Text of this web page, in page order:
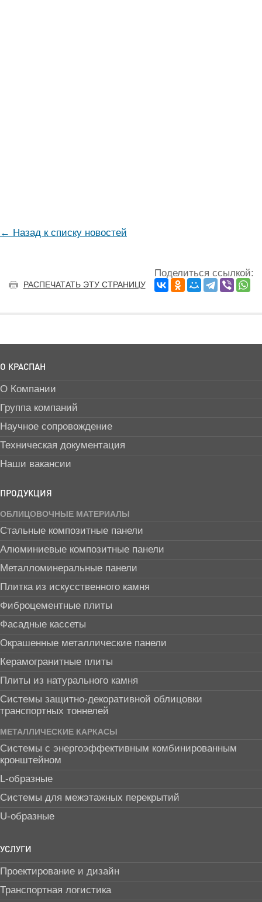
← Назад к списку новостей
РАСПЕЧАТАТЬ ЭТУ СТРАНИЦУ
Поделиться ссылкой:
О КРАСПАН
О Компании
Группа компаний
Научное сопровождение
Техническая документация
Наши вакансии
ПРОДУКЦИЯ
ОБЛИЦОВОЧНЫЕ МАТЕРИАЛЫ
Стальные композитные панели
Алюминиевые композитные панели
Металломинеральные панели
Плитка из искусственного камня
Фиброцементные плиты
Фасадные кассеты
Окрашенные металлические панели
Керамогранитные плиты
Плиты из натурального камня
Системы защитно-декоративной облицовки
транспортных тоннелей
МЕТАЛЛИЧЕСКИЕ КАРКАСЫ
Системы с энергоэффективным комбинированным
кронштейном
L-образные
Системы для межэтажных перекрытий
U-образные
УСЛУГИ
Проектирование и дизайн
Транспортная логистика